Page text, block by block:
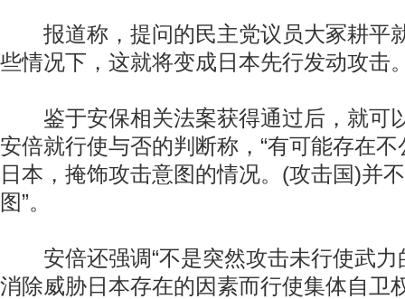
报道称，提问的民主党议员大冢耕平
些情况下，这就将变成日本先行发动攻击
鉴于安保相关法案获得通过后，就可
安倍就行使与否的判断称，“有可能存在
日本，掩饰攻击意图的情况。(攻击国)并
图”。
安倍还强调“不是突然攻击未行使武力
消除威胁日本存在的因素而行使集体自卫